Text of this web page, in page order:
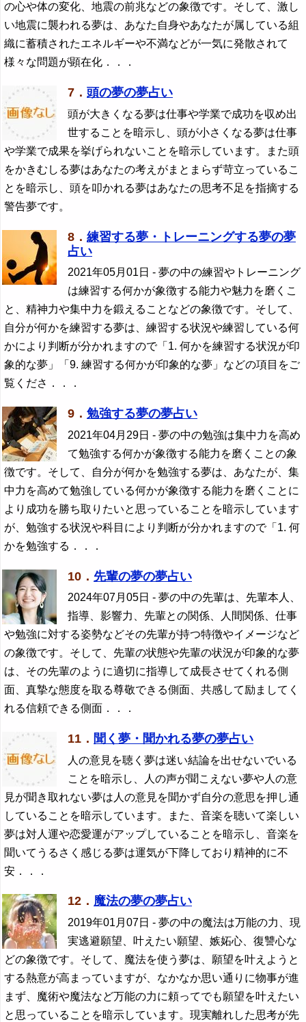
の心や体の変化、地震の前兆などの象徴です。そして、激し
い地震に襲われる夢は、あなた自身やあなたが属している組
織に蓄積されたエネルギーや不満などが一気に発散されて
様々な問題が顕在化．．．
7． 頭の夢の夢占い
頭が大きくなる夢は仕事や学業で成功を収め出
世することを暗示し、頭が小さくなる夢は仕事
や学業で成果を挙げられないことを暗示しています。また頭
をかきむしる夢はあなたの考えがまとまらず苛立っているこ
とを暗示し、頭を叩かれる夢はあなたの思考不足を指摘する
警告夢です。
8． 練習する夢・トレーニングする夢の夢
占い
2021年05月01日 - 夢の中の練習やトレーニング
は練習する何かが象徴する能力や魅力を磨くこ
と、精神力や集中力を鍛えることなどの象徴です。そして、
自分が何かを練習する夢は、練習する状況や練習している何
かにより判断が分かれますので「1. 何かを練習する状況が印
象的な夢」「9. 練習する何かが印象的な夢」などの項目をご
覧くださ．．．
9． 勉強する夢の夢占い
2021年04月29日 - 夢の中の勉強は集中力を高め
て勉強する何かが象徴する能力を磨くことの象
徴です。そして、自分が何かを勉強する夢は、あなたが、集
中力を高めて勉強している何かが象徴する能力を磨くことに
より成功を勝ち取りたいと思っていることを暗示しています
が、勉強する状況や科目により判断が分かれますので「1. 何
かを勉強する．．．
10． 先輩の夢の夢占い
2024年07月05日 - 夢の中の先輩は、先輩本人、
指導、影響力、先輩との関係、人間関係、仕事
や勉強に対する姿勢などその先輩が持つ特徴やイメージなど
の象徴です。そして、先輩の状態や先輩の状況が印象的な夢
は、その先輩のように適切に指導して成長させてくれる側
面、真摯な態度を取る尊敬できる側面、共感して励ましてく
れる信頼できる側面．．．
11． 聞く夢・聞かれる夢の夢占い
人の意見を聴く夢は迷い結論を出せないでいる
ことを暗示し、人の声が聞こえない夢や人の意
見が聞き取れない夢は人の意見を聞かず自分の意思を押し通
していることを暗示しています。また、音楽を聴いて楽しい
夢は対人運や恋愛運がアップしていることを暗示し、音楽を
聞いてうるさく感じる夢は運気が下降しており精神的に不
安．．．
12． 魔法の夢の夢占い
2019年01月07日 - 夢の中の魔法は万能の力、現
実逃避願望、叶えたい願望、嫉妬心、復讐心な
どの象徴です。そして、魔法を使う夢は、願望を叶えようと
する熱意が高まっていますが、なかなか思い通りに物事が進
まず、魔術や魔法など万能の力に頼ってでも願望を叶えたい
と思っていることを暗示しています。現実離れした思考が先